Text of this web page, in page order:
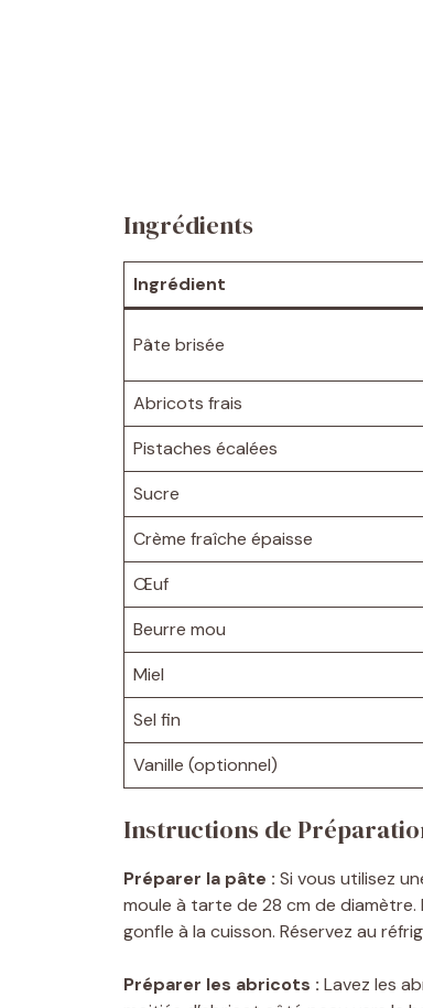
Ingrédients
Ingrédient
Pâte brisée
Abricots frais
Pistaches écalées
Sucre
Crème fraîche épaisse
Œuf
Beurre mou
Miel
Sel fin
Vanille (optionnel)
Instructions de
Préparer la pâte : Si vous utilisez
moule à tarte de 28 cm de diamètre.
gonfle à la cuisson. Réservez au
Préparer les abricots : Lavez les